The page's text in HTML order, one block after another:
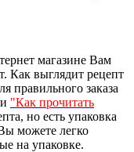
магазине Вам
Как выглядит рецепт
правильного заказа
"Как прочитать
но есть упаковка
можете легко
на упаковке.